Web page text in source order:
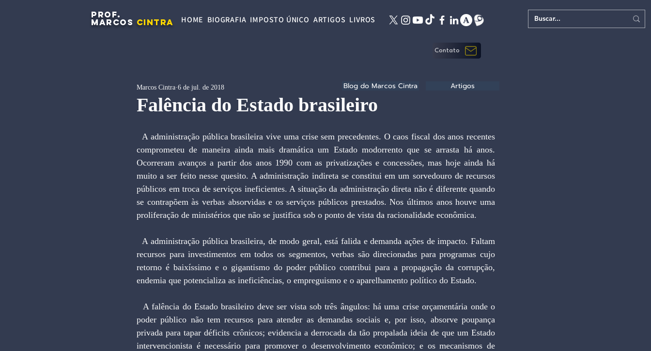
PROF.
MARCOS CINTRA HOME BIOGRAFIA IMPOSTO ÚNICO ARTIGOS LIVROS
Contato
Falência do Estado brasileiro
Marcos Cintra 6 de jul. de 2018
  A administração pública brasileira vive uma crise sem precedentes. O caos fiscal dos anos recentes
comprometeu de maneira ainda mais dramática um Estado modorrento que se arrasta há anos.
Ocorreram avanços a partir dos anos 1990 com as privatizações e concessões, mas hoje ainda há
muito a ser feito nesse quesito. A administração indireta se constitui em um sorvedouro de recursos
públicos em troca de serviços ineficientes. A situação da administração direta não é diferente quando
se contrapõem às verbas absorvidas e os serviços públicos prestados. Nos últimos anos houve uma
proliferação de ministérios que não se justifica sob o ponto de vista da racionalidade econômica.
  A administração pública brasileira, de modo geral, está falida e demanda ações de impacto. Faltam
recursos para investimentos em todos os segmentos, verbas são direcionadas para programas cujo
retorno é baixíssimo e o gigantismo do poder público contribui para a propagação da corrupção,
endemia que potencializa as ineficiências, o empreguismo e o aparelhamento político do Estado.
poder público não tem recursos para atender as demandas sociais e, por isso, absorve poupança
privada para tapar déficits crônicos; evidencia a derrocada da tão propalada ideia de que um Estado
intervencionista é necessário para promover o desenvolvimento econômico; e os mecanismos de
Blog do Marcos Cintra Artigos